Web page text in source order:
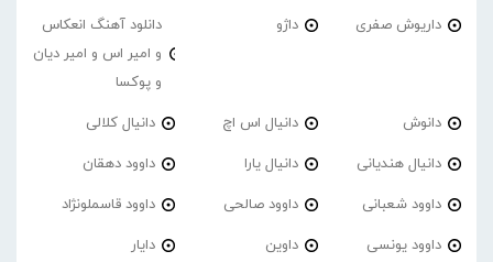
داریوش صفری داژو
دانلود آهنگ انعکاس
و امیر اس و امیر دیان
و پوکسا
دانوش دانیال اس اچ دانیال کلالی
دانیال هندیانی دانیال یارا داوود دهقان
داوود شعبانی داوود صالحی داوود قاسملونژاد
داوود یونسی داوین دایار